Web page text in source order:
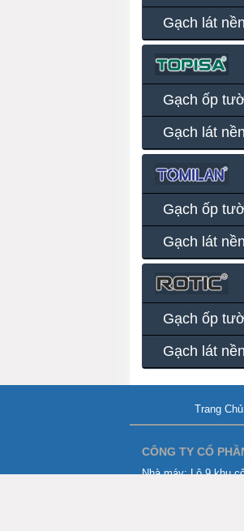
Gạch lát nền
Gạch ốp
Gạch lát nền
Gạch ốp
Gạch lát nền
Gạch ốp
Gạch lát nền
Trang Chủ
CÔNG TY CỔ
Nhà máy:Lô 9 khu